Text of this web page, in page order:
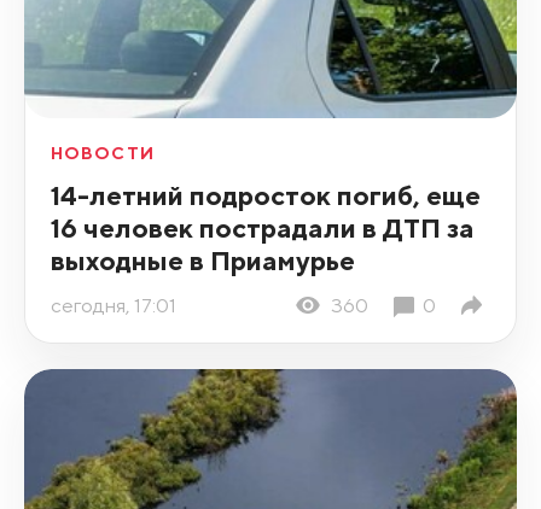
НОВОСТИ
14-летний подросток погиб, еще
16 человек пострадали в ДТП за
выходные в Приамурье
сегодня, 17:01 360 0